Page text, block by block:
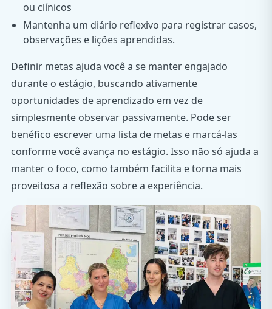
ou clínicos
Mantenha um diário reflexivo para registrar casos,
observações e lições aprendidas.
Definir metas ajuda você a se manter engajado
durante o estágio, buscando ativamente
oportunidades de aprendizado em vez de
simplesmente observar passivamente. Pode ser
benéfico escrever uma lista de metas e marcá-las
conforme você avança no estágio. Isso não só ajuda a
manter o foco, como também facilita e torna mais
proveitosa a reflexão sobre a experiência.